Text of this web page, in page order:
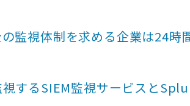
監視体制を求める企業は24時
するSIEM監視サービスと